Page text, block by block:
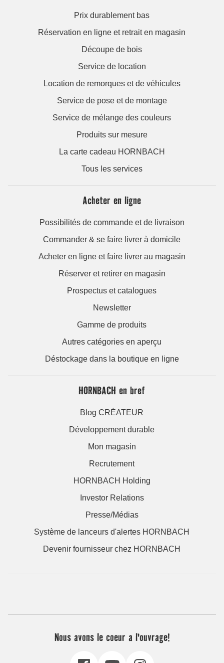
Prix durablement bas
Réservation en ligne et retrait en magasin
Découpe de bois
Service de location
Location de remorques et de véhicules
Service de pose et de montage
Service de mélange des couleurs
Produits sur mesure
La carte cadeau HORNBACH
Tous les services
Acheter en ligne
Possibilités de commande et de livraison
Commander & se faire livrer à domicile
Acheter en ligne et faire livrer au magasin
Réserver et retirer en magasin
Prospectus et catalogues
Newsletter
Gamme de produits
Autres catégories en aperçu
Déstockage dans la boutique en ligne
HORNBACH en bref
Blog CRÉATEUR
Développement durable
Mon magasin
Recrutement
HORNBACH Holding
Investor Relations
Presse/Médias
Système de lanceurs d'alertes HORNBACH
Devenir fournisseur chez HORNBACH
Nous avons le coeur a l'ouvrage!